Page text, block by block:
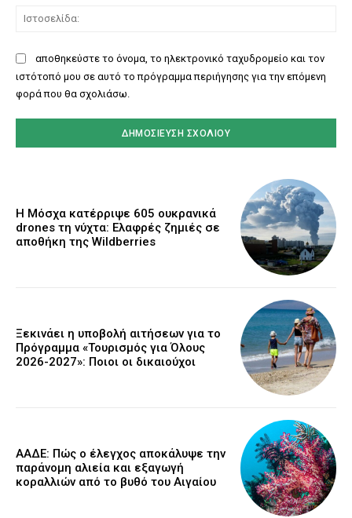
αποθηκεύστε το όνομα, το ηλεκτρονικό ταχυδρομείο και τον
ιστότοπό μου σε αυτό το πρόγραμμα περιήγησης για την επόμενη
φορά που θα σχολιάσω.
Η Μόσχα κατέρριψε 605 ουκρανικά
drones τη νύχτα: Ελαφρές ζημιές σε
αποθήκη της Wildberries
Ξεκινάει η υποβολή αιτήσεων για το
Πρόγραμμα «Τουρισμός για Όλους
2026-2027»: Ποιοι οι δικαιούχοι
ΑΑΔΕ: Πώς ο έλεγχος αποκάλυψε την
παράνομη αλιεία και εξαγωγή
κοραλλιών από το βυθό του Αιγαίου